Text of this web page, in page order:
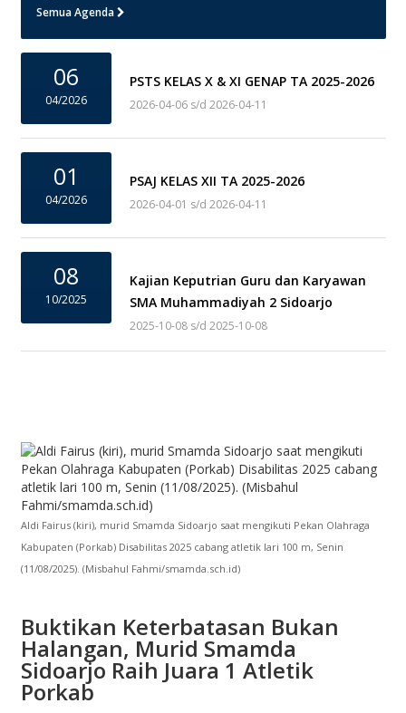
Semua Agenda
06
04/2026
PSTS KELAS X & XI GENAP TA 2025-2026
2026-04-06 s/d 2026-04-11
01
04/2026
PSAJ KELAS XII TA 2025-2026
2026-04-01 s/d 2026-04-11
08
10/2025
Kajian Keputrian Guru dan Karyawan
SMA Muhammadiyah 2 Sidoarjo
2025-10-08 s/d 2025-10-08
Aldi Fairus (kiri), murid Smamda Sidoarjo saat mengikuti Pekan Olahraga
Kabupaten (Porkab) Disabilitas 2025 cabang atletik lari 100 m, Senin
(11/08/2025). (Misbahul Fahmi/smamda.sch.id)
Buktikan Keterbatasan Bukan
Halangan, Murid Smamda
Sidoarjo Raih Juara 1 Atletik
Porkab